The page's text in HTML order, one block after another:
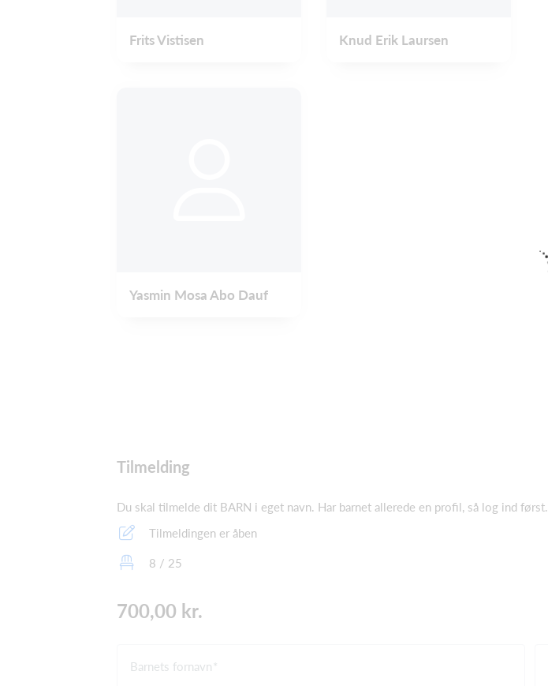
Frits Vistisen Knud Erik Laursen
Yasmin Mosa Abo Dauf
Tilmelding
Du skal tilmelde dit BARN i eget navn. Har barnet allerede en profil, så log ind først.
Tilmeldingen er åben
8 / 25
700,00 kr.
Barnets fornavn